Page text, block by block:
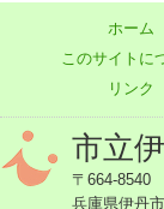
ホーム
このサイトに
リンク
市立
〒664-8540
兵庫県伊丹